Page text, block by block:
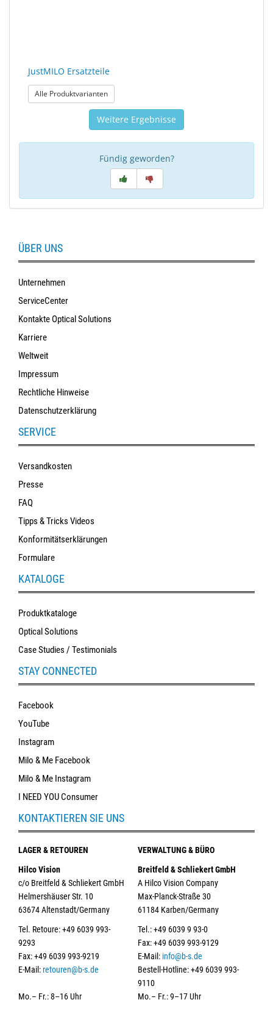
JustMILO Ersatzteile
Alle Produktvarianten: JustMILO Ersatzteile
Weitere Ergebnisse
Fündig geworden?
ÜBER UNS
Unternehmen
ServiceCenter
Kontakte Optical Solutions
Karriere
Weltweit
Impressum
Rechtliche Hinweise
Datenschutzerklärung
SERVICE
Versandkosten
Presse
FAQ
Tipps & Tricks Videos
Konformitätserklärungen
Formulare
KATALOGE
Produktkataloge
Optical Solutions
Case Studies / Testimonials
STAY CONNECTED
Facebook
YouTube
Instagram
Milo & Me Facebook
Milo & Me Instagram
I NEED YOU Consumer
KONTAKTIEREN SIE UNS
LAGER & RETOUREN
Hilco Vision
c/o Breitfeld & Schliekert GmbH
Helmershäuser Str. 10
63674 Altenstadt/Germany
Tel. Retoure: +49 6039 993-
9293
Fax: +49 6039 993-9219
E-Mail:retouren@b-s.de
Mo.– Fr.: 8–16 Uhr
VERWALTUNG & BÜRO
Breitfeld & Schliekert GmbH
A Hilco Vision Company
Max-Planck-Straße 30
61184 Karben/Germany
Tel.: +49 6039 9 93-0
Fax: +49 6039 993-9129
E-Mail: info@b-s.de
Bestell-Hotline: +49 6039 993-
9110
Mo.– Fr.: 9–17 Uhr